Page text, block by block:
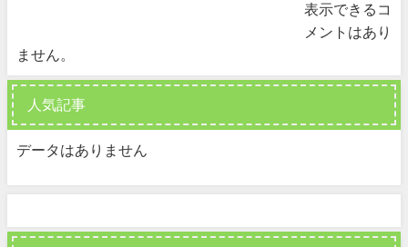
表示できるコ
メントはあり
ません。
人気記事
データはありません